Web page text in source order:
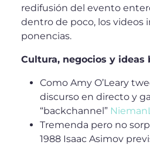
redifusión del evento
dentro de poco, los videos
ponencias.
Cultura, negocios y ideas
Como Amy O’Leary
discurso en directo y
“backchannel”
Tremenda pero no
1988 Isaac Asimov